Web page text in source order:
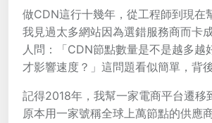
做CDN這行十幾年，從工程師到現在
我見過太多網站因為選錯服務商而卡
人問：「CDN節點數量是不是越多越
才影響速度？」這問題看似簡單，背
記得2018年，我幫一家電商平台遷移
原本用一家號稱全球上萬節點的供應